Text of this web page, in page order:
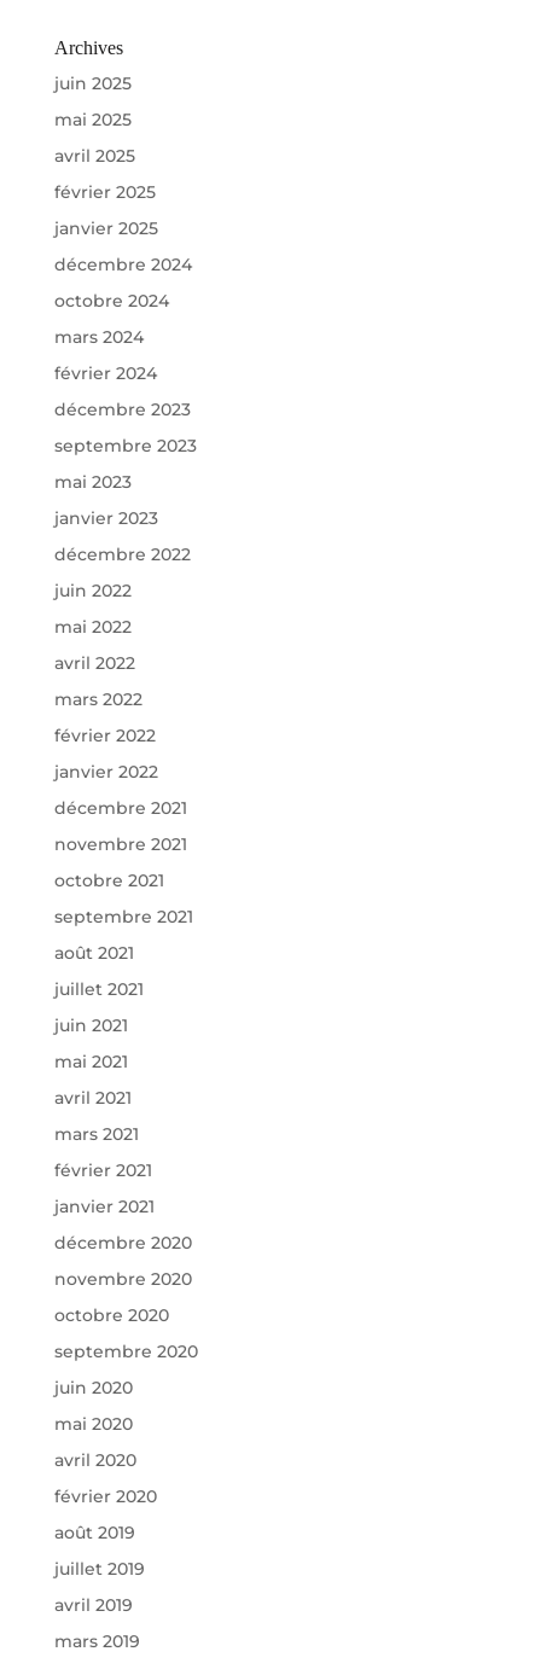
Archives
juin 2025
mai 2025
avril 2025
février 2025
janvier 2025
décembre 2024
octobre 2024
mars 2024
février 2024
décembre 2023
septembre 2023
mai 2023
janvier 2023
décembre 2022
juin 2022
mai 2022
avril 2022
mars 2022
février 2022
janvier 2022
décembre 2021
novembre 2021
octobre 2021
septembre 2021
août 2021
juillet 2021
juin 2021
mai 2021
avril 2021
mars 2021
février 2021
janvier 2021
décembre 2020
novembre 2020
octobre 2020
septembre 2020
juin 2020
mai 2020
avril 2020
février 2020
août 2019
juillet 2019
avril 2019
mars 2019